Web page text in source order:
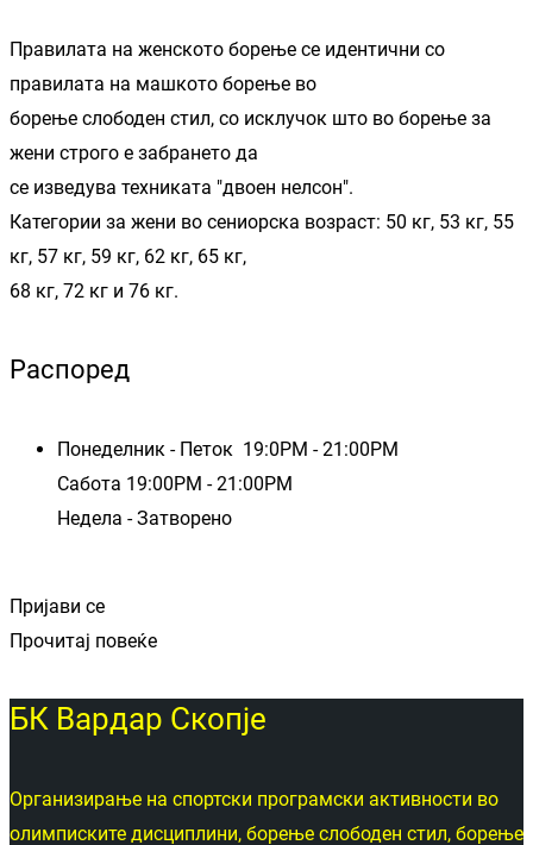
Правилата на женското борење се идентични со
правилата на машкото борење во
борење слободен стил, со исклучок што во борење за
жени строго е забрането да
се изведува техниката "двоен нелсон".
Категории за жени во сениорска возраст: 50 кг, 53 кг, 55
кг, 57 кг, 59 кг, 62 кг, 65 кг,
68 кг, 72 кг и 76 кг.
Распоред
Понеделник - Петок 19:0PM - 21:00PM
Сабота 19:00PM - 21:00PM
Недела - Затворено
Пријави се
Прочитај повеќе
БК Вардар Скопје
Организирање на спортски програмски активности во
олимписките дисциплини, борење слободен стил, борење